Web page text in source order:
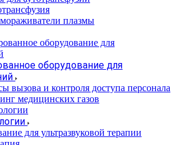
плазмы
оборудование для
вызова и контроля доступа персонала
медицинских газов
для ультразвуковой терапии